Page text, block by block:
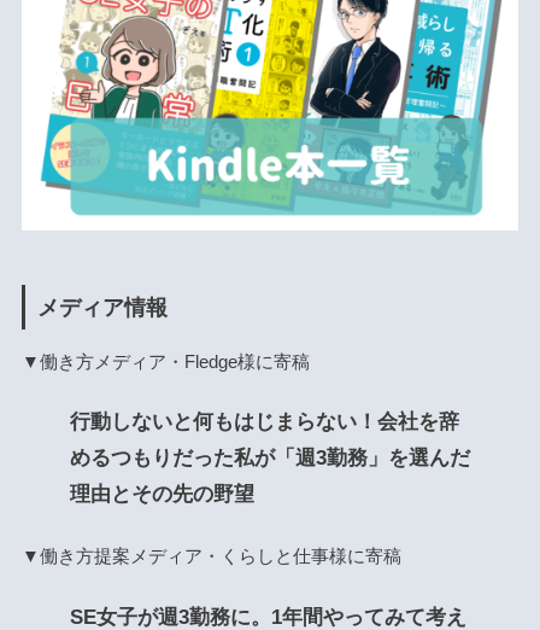
メディア情報
▼働き方メディア・Fledge様に寄稿
行動しないと何もはじまらない！会社を辞
めるつもりだった私が「週3勤務」を選んだ
理由とその先の野望
▼働き方提案メディア・くらしと仕事様に寄稿
SE女子が週3勤務に。1年間やってみて考え